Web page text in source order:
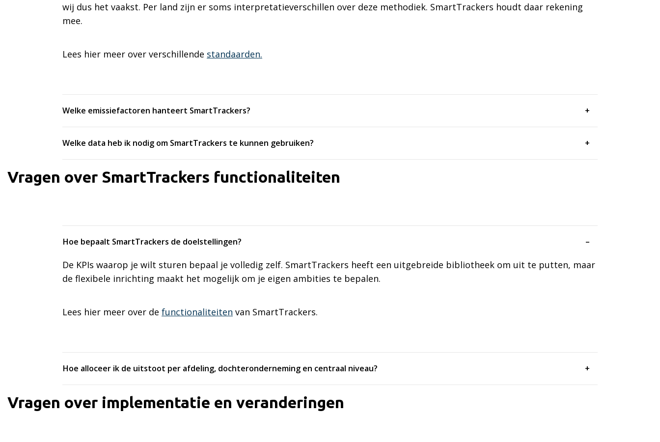
wij dus het vaakst. Per land zijn er soms interpretatieverschillen over deze methodiek. SmartTrackers houdt daar rekening
mee.
Lees hier meer over verschillende standaarden.
Welke emissiefactoren hanteert SmartTrackers?
Welke data heb ik nodig om SmartTrackers te kunnen gebruiken?
Vragen over SmartTrackers functionaliteiten
Hoe bepaalt SmartTrackers de doelstellingen?
De KPIs waarop je wilt sturen bepaal je volledig zelf. SmartTrackers heeft een uitgebreide bibliotheek om uit te putten, maar
de flexibele inrichting maakt het mogelijk om je eigen ambities te bepalen.
Lees hier meer over de functionaliteiten van SmartTrackers.
Hoe alloceer ik de uitstoot per afdeling, dochteronderneming en centraal niveau?
Vragen over implementatie en veranderingen